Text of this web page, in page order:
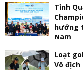
Tỉnh
hướng
Nam
Loạt
Vô địch